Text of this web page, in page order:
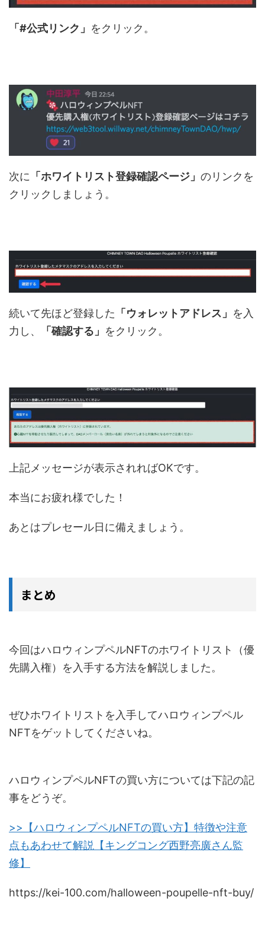
「#公式リンク」 をクリック。
次に 「ホワイトリスト登録確認ページ」 のリンクを
クリックしましょう。
続いて先ほど登録した 「ウォレットアドレス」 を入
力し、
「確認する」 をクリック。
上記メッセージが表示されればOKです。
本当にお疲れ様でした！
あとはプレセール日に備えましょう。
まとめ
今回はハロウィンプペルNFTのホワイトリスト（優
先購入権）を入手する方法を解説しました。
ぜひホワイトリストを入手してハロウィンプペル
NFTをゲットしてくださいね。
ハロウィンプペルNFTの買い方については下記の記
事をどうぞ。
>>【ハロウィンプペルNFTの買い方】特徴や注意
点もあわせて解説【キングコング西野亮廣さん監
修】
https://kei-100.com/halloween-poupelle-nft-buy/